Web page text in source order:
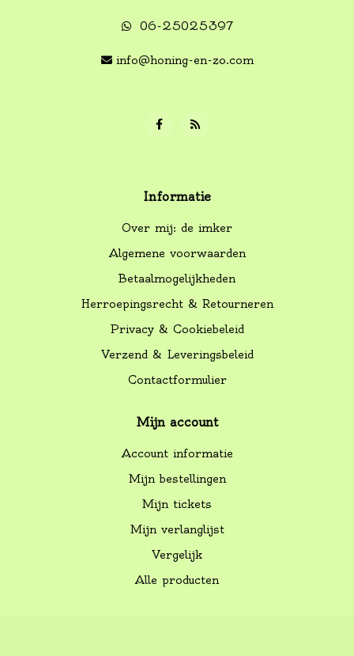
06-25025397
info@honing-en-zo.com
Informatie
Over mij: de imker
Algemene voorwaarden
Betaalmogelijkheden
Herroepingsrecht & Retourneren
Privacy & Cookiebeleid
Verzend & Leveringsbeleid
Contactformulier
Mijn account
Account informatie
Mijn bestellingen
Mijn tickets
Mijn verlanglijst
Vergelijk
Alle producten